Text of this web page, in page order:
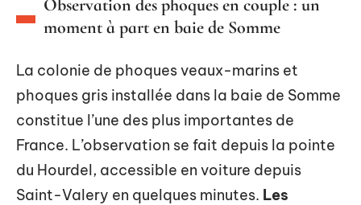
Observation des phoques en couple : un
moment à part en baie de Somme
La colonie de phoques veaux-marins et
phoques gris installée dans la baie de Somme
constitue l’une des plus importantes de
France. L’observation se fait depuis la pointe
du Hourdel, accessible en voiture depuis
Saint-Valery en quelques minutes. Les